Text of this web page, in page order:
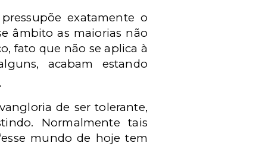
exatamente o
âmbito as maiorias não
fato que não se aplica à
acabam estando
.
de ser tolerante,
Normalmente tais
mundo de hoje tem